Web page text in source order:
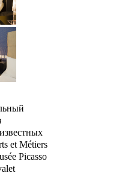
et Métiers
Picasso